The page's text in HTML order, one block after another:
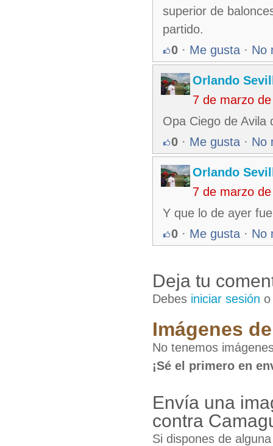
superior de
partido.
0 · Me gusta · No
Orlando
7 de marzo
Opa Ciego de Avila
0 · Me gusta · No
Orlando
7 de marzo
Y que lo de ayer
0 · Me gusta · No
Deja tu
Debes iniciar sesión
Imágenes
No tenemos
¡Sé el primero en
Envía una
contra
Si dispones de